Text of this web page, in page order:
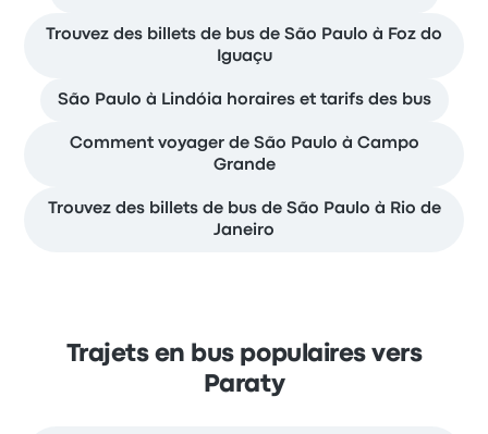
Trouvez des billets de bus de São Paulo à Foz do
Iguaçu
São Paulo à Lindóia horaires et tarifs des bus
Comment voyager de São Paulo à Campo
Grande
Trouvez des billets de bus de São Paulo à Rio de
Janeiro
Trajets en bus populaires vers
Paraty